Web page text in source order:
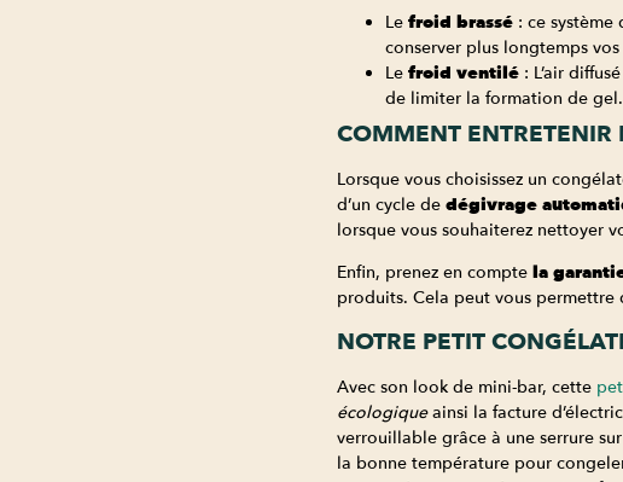
Le froid brassé: ce système
conserver plus longtemps
Le froid ventilé : L’air
de limiter la formation de
COMMENT ENTRETENIR
Lorsque vous choisissez un
d’un cycle de dégivrage
lorsque vous souhaiterez nettoyer
Enfin, prenez en compte la
produits. Cela peut vous permettre
NOTRE PETIT
Avec son look de mini-bar, cette
écologiqueainsi la facture
verrouillable grâce à une serrure
la bonne température pour